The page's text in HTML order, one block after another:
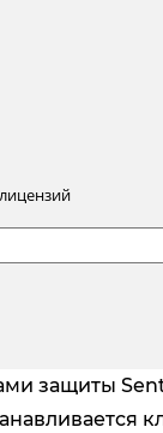
защиты